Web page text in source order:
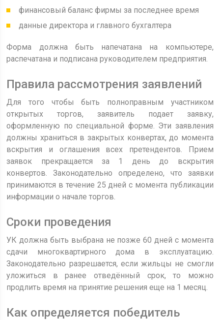
финансовый баланс фирмы за последнее время
данные директора и главного бухгалтера
Форма должна быть напечатана на компьютере,
распечатана и подписана руководителем предприятия.
Правила рассмотрения заявлений
Для того чтобы быть полноправным участником
открытых торгов, заявитель подает заявку,
оформленную по специальной форме. Эти заявления
должны храниться в закрытых конвертах, до момента
вскрытия и оглашения всех претендентов. Прием
заявок прекращается за 1 день до вскрытия
конвертов. Законодательно определено, что заявки
принимаются в течение 25 дней с момента публикации
информации о начале торгов.
Сроки проведения
УК должна быть выбрана не позже 60 дней с момента
сдачи многоквартирного дома в эксплуатацию.
Законодательно разрешается, если жильцы не смогли
уложиться в ранее отведённый срок, то можно
продлить время на принятие решения еще на 1 месяц.
Как определяется победитель